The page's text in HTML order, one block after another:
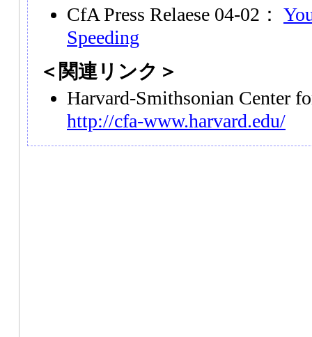
CfA Press Relaese 04-02：
Speeding
＜関連リンク＞
Harvard-Smithsonian Center
http://cfa-www.harvard.edu/